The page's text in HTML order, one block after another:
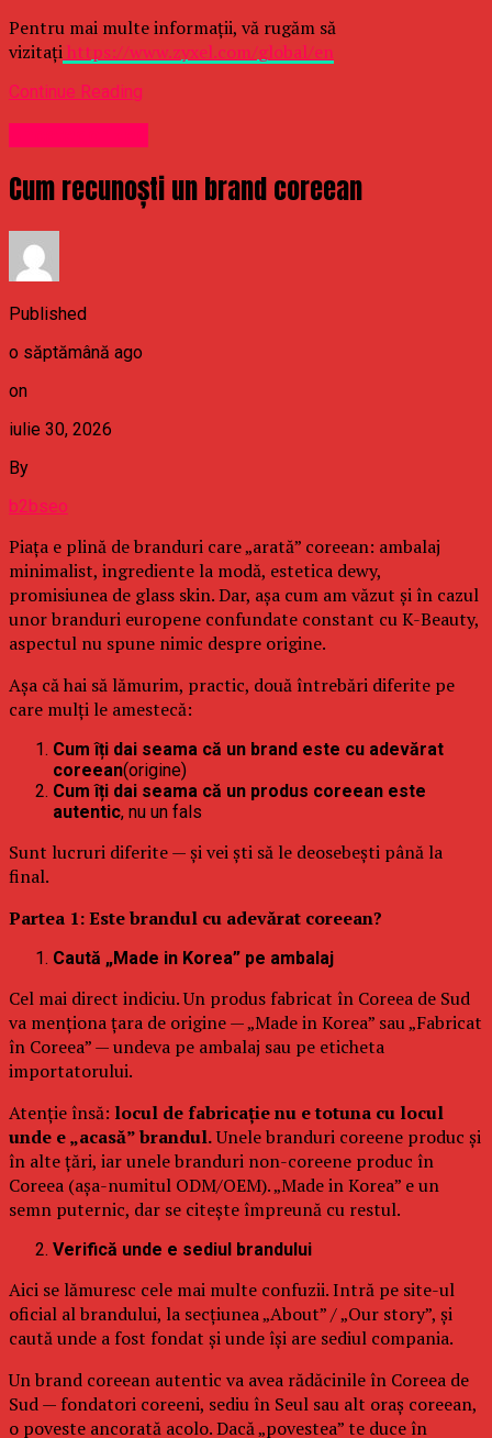
Pentru mai multe informații, vă rugăm să
vizitațihttps://www.zyxel.com/global/en
Continue Reading
Cum recunoști un brand coreean
Published
o săptămână ago
on
iulie 30, 2026
By
b2bseo
Piața e plină de branduri care „arată” coreean: ambalaj
minimalist, ingrediente la modă, estetica dewy,
promisiunea de glass skin. Dar, așa cum am văzut și în cazul
unor branduri europene confundate constant cu K-Beauty,
aspectul nu spune nimic despre origine.
Așa că hai să lămurim, practic, două întrebări diferite pe
care mulți le amestecă:
Cum îți dai seama că un brand este cu adevărat
coreean(origine)
Cum îți dai seama că un produs coreean este
autentic, nu un fals
Sunt lucruri diferite — și vei ști să le deosebești până la
final.
Partea 1: Este brandul cu adevărat coreean?
Caută „Made in Korea” pe ambalaj
Cel mai direct indiciu. Un produs fabricat în Coreea de Sud
va menționa țara de origine — „Made in Korea” sau „Fabricat
în Coreea” — undeva pe ambalaj sau pe eticheta
importatorului.
Atenție însă: locul de fabricație nu e totuna cu locul
unde e „acasă” brandul.Unele branduri coreene produc și
în alte țări, iar unele branduri non-coreene produc în
Coreea (așa-numitul ODM/OEM). „Made in Korea” e un
semn puternic, dar se citește împreună cu restul.
Verifică unde e sediul brandului
Aici se lămuresc cele mai multe confuzii. Intră pe site-ul
oficial al brandului, la secțiunea „About” / „Our story”, și
caută unde a fost fondat și unde își are sediul compania.
Un brand coreean autentic va avea rădăcinile în Coreea de
Sud — fondatori coreeni, sediu în Seul sau alt oraș coreean,
o poveste ancorată acolo. Dacă „povestea” te duce în